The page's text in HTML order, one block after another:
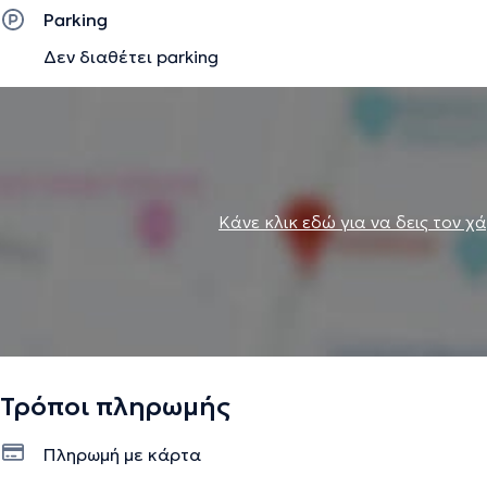
Parking
Δεν διαθέτει parking
Κάνε κλικ εδώ για να δεις τον
Τρόποι πληρωμής
Πληρωμή με κάρτα